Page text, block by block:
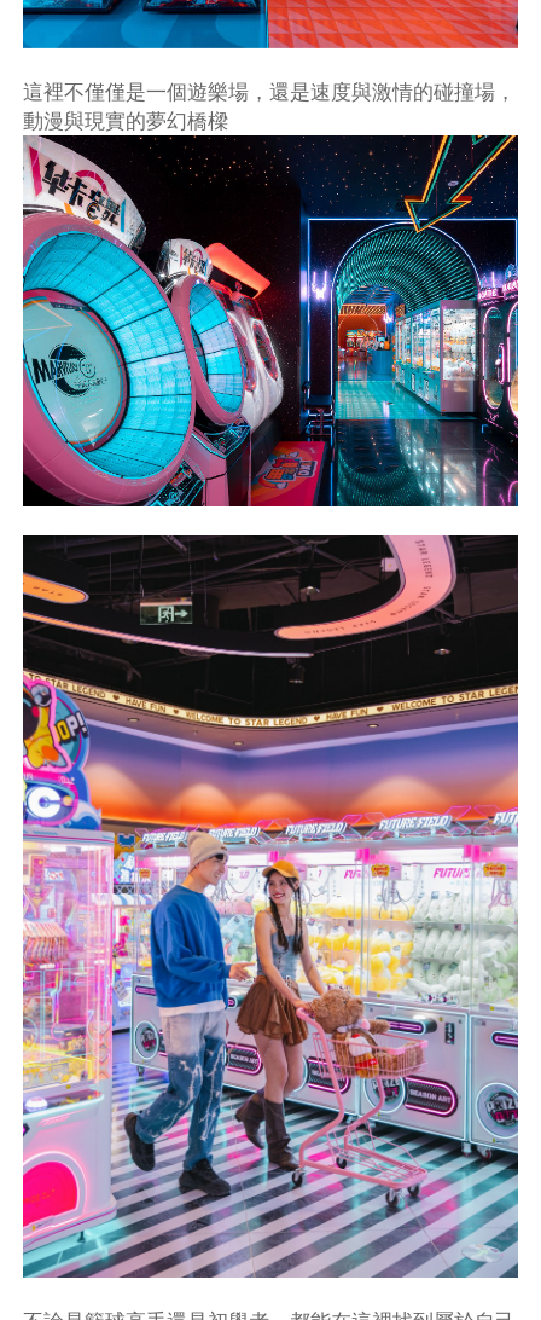
這裡不僅僅是一個遊樂場，還是速度與激情的碰撞場，
動漫與現實的夢幻橋樑